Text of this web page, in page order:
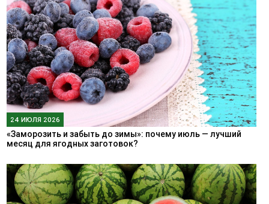
24 ИЮЛЯ 2026
«Заморозить и забыть до зимы»: почему июль — лучший
месяц для ягодных заготовок?